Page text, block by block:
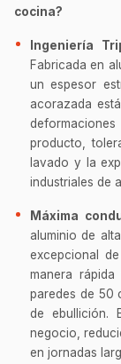
cocina?
Ingeniería
Fabricada en
un espesor
acorazada
producto,
lavado y la
industriales de
Máxima
aluminio de
excepcional
manera
paredes de 50
de ebullición.
negocio,
en jornadas